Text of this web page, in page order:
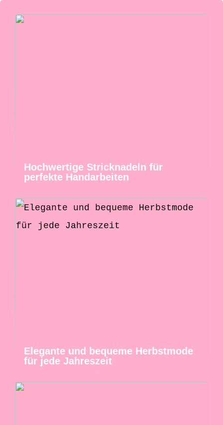
Hochwertige Stricknadeln für
perfekte Handarbeiten
Elegante und bequeme Herbstmode
für jede Jahreszeit